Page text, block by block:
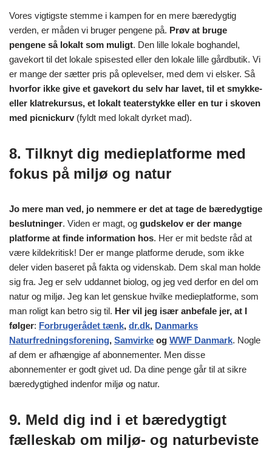
Vores vigtigste stemme i kampen for en mere bæredygtig
verden, er måden vi bruger pengene på. Prøv at bruge
pengene så lokalt som muligt. Den lille lokale boghandel,
gavekort til det lokale spisested eller den lokale lille gårdbutik. Vi
er mange der sætter pris på oplevelser, med dem vi elsker. Så
hvorfor ikke give et gavekort du selv har lavet, til et smykke-
eller klatrekursus, et lokalt teaterstykke eller en tur i skoven
med picnickurv (fyldt med lokalt dyrket mad).
8. Tilknyt dig medieplatforme med
fokus på miljø og natur
Jo mere man ved, jo nemmere er det at tage de bæredygtige
beslutninger. Viden er magt, og gudskelov er der mange
platforme at finde information hos. Her er mit bedste råd at
være kildekritisk! Der er mange platforme derude, som ikke
deler viden baseret på fakta og videnskab. Dem skal man holde
sig fra. Jeg er selv uddannet biolog, og jeg ved derfor en del om
natur og miljø. Jeg kan let genskue hvilke medieplatforme, som
man roligt kan betro sig til. Her vil jeg især anbefale jer, at I
følger: Forbrugerådet tænk, dr.dk, Danmarks
Naturfredningsforening, Samvirke og WWF Danmark. Nogle
af dem er afhængige af abonnementer. Men disse
abonnementer er godt givet ud. Da dine penge går til at sikre
bæredygtighed indenfor miljø og natur.
9. Meld dig ind i et bæredygtigt
fælleskab om miljø- og naturbeviste